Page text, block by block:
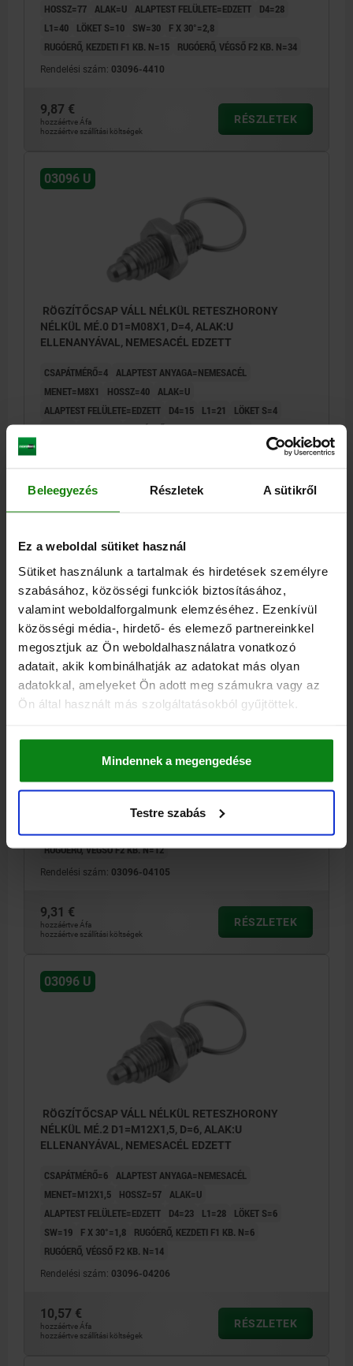
Beleegyezés Részletek A sütikről
Ez a weboldal sütiket használ
Sütiket használunk a tartalmak és hirdetések személyre
szabásához, közösségi funkciók biztosításához,
valamint weboldalforgalmunk elemzéséhez. Ezenkívül
közösségi média-, hirdető- és elemező partnereinkkel
megosztjuk az Ön weboldalhasználatra vonatkozó
adatait, akik kombinálhatják az adatokat más olyan
adatokkal, amelyeket Ön adott meg számukra vagy az
Ön által használt más szolgáltatásokból gyűjtöttek.
Mindennek a megengedése
Testre szabás
HOSSZ=77
ALAK=U ALAPTEST FELÜLETE=EDZETT
D4=28
L1=40
LÖKET S=10 SW=30
F X 30°=2,8
RUGÓERŐ, KEZDETI F1 KB. N=15
RUGÓERŐ, VÉGSŐ F2 KB. N=34
Rendelési szám: 03096-4410
9,87 €
hozzáértve Áfa
hozzáértve szállítási költségek
RÉSZLETEK
03096 U
RÖGZÍTŐCSAP VÁLL NÉLKÜL RETESZHORONY
NÉLKÜL MÉ.0 D1=M08X1, D=4, ALAK:U
ELLENANYÁVAL, NEMESACÉL EDZETT
CSAPÁTMÉRŐ=4 ALAPTEST ANYAGA=NEMESACÉL
MENET=M8X1
HOSSZ=40 ALAK=U
ALAPTEST FELÜLETE=EDZETT
D4=15 L1=21
LÖKET S=4
SW=13 F X 30°=1 RUGÓERŐ, KEZDETI F1 KB. N=6
9,75 €
03096 U
RÖGZÍTŐCSAP VÁLL NÉLKÜL RETESZHORONY
ELLENANYÁVAL, NEMESACÉL EDZETT
MENET=M10X1 HOSSZ=52 ALAK=U
ALAPTEST FELÜLETE=EDZETT D4=23 L1=24
SW=17 F X 30°=1,3 RUGÓERŐ, KEZDETI F1 KB. N=5
RUGÓERŐ, VÉGSŐ F2 KB. N=12
Rendelési szám: 03096-04105
9,31 €
hozzáértve Áfa
hozzáértve szállítási költségek
RÉSZLETEK
03096 U
RÖGZÍTŐCSAP VÁLL NÉLKÜL RETESZHORONY
NÉLKÜL MÉ.2 D1=M12X1,5, D=6, ALAK:U
ELLENANYÁVAL, NEMESACÉL EDZETT
CSAPÁTMÉRŐ=6 ALAPTEST ANYAGA=NEMESACÉL
MENET=M12X1,5
HOSSZ=57 ALAK=U
ALAPTEST FELÜLETE=EDZETT
D4=23 L1=28
LÖKET S=6
SW=19
F X 30°=1,8
RUGÓERŐ, KEZDETI F1 KB. N=6
RUGÓERŐ, VÉGSŐ F2 KB. N=14
Rendelési szám: 03096-04206
10,57 €
hozzáértve Áfa
hozzáértve szállítási költségek
RÉSZLETEK